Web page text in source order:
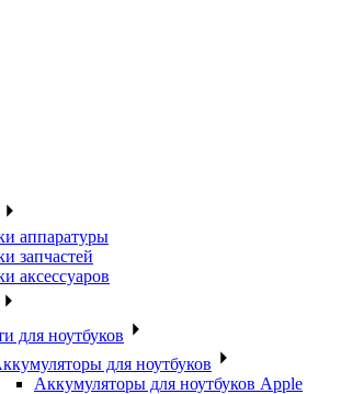
аппаратуры
запчастей
аксессуаров
для ноутбуков
для ноутбуков
Аккумуляторы для ноутбуков Apple